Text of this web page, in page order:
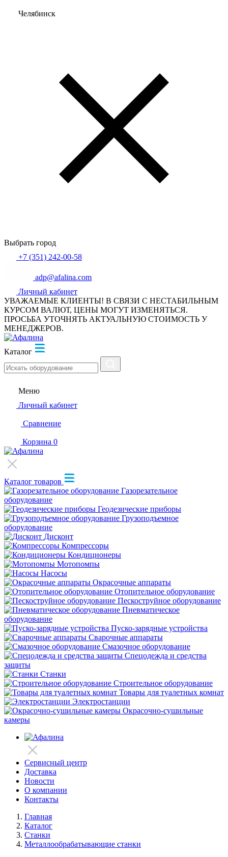
Челябинск
Выбрать город
+7 (351) 242-00-58
adp@afalina.com
Личный кабинет
УВАЖАЕМЫЕ КЛИЕНТЫ! В СВЯЗИ С НЕСТАБИЛЬНЫМ
КУРСОМ ВАЛЮТ, ЦЕНЫ МОГУТ ИЗМЕНЯТЬСЯ.
ПРОСЬБА УТОЧНЯТЬ АКТУАЛЬНУЮ СТОИМОСТЬ У
МЕНЕДЖЕРОВ.
Каталог
Меню
Личный кабинет
Сравнение
Корзина 0
Каталог товаров
Газорезательное
оборудование
Геодезические приборы
Грузоподъемное
оборудование
Дисконт
Компрессоры
Кондиционеры
Мотопомпы
Насосы
Окрасочные аппараты
Отопительное оборудование
Пескоструйное оборудование
Пневматическое
оборудование
Пуско-зарядные устройства
Сварочные аппараты
Смазочное оборудование
Спецодежда и средства
защиты
Станки
Строительное оборудование
Товары для туалетных комнат
Электростанции
Окрасочно-сушильные
камеры
Сервисный центр
Доставка
Новости
О компании
Контакты
Главная
Каталог
Станки
Металлообрабатывающие станки